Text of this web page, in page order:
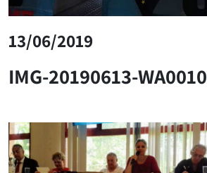
13/06/2019
IMG-20190613-WA0010